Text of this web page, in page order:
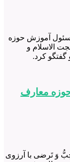
آموزش حوزه
الاسلام و
گفتگو کرد.
معارف
وَ تَرضی با آرزوی